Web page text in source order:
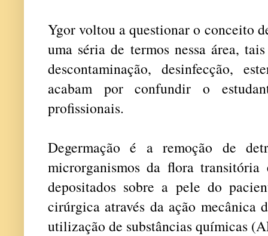
Ygor voltou a questionar o conceito
uma séria de termos nessa área,
descontaminação, desinfecção,
acabam por confundir o
profissionais.
Degermação é a remoção de
microrganismos da flora
depositados sobre a pele do
cirúrgica através da ação mecânica
utilização de substâncias químicas